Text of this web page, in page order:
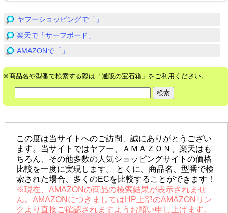
ヤフーショッピングで「」
楽天で「サーフボード」
AMAZONで「」
※商品名や型番で検索する際は「通販の宝石箱」をご利用ください。
この度は当サイトへのご訪問、誠にありがとうござい
ます。当サイトではヤフー、ＡＭＡＺＯＮ、楽天はも
ちろん、その他多数の人気ショッピングサイトの価格
比較を一度に実現します。 とくに、商品名、型番で検
索された場合、多くのECを比較することができます！
※現在、AMAZONの商品の検索結果が表示されませ
ん。AMAZONにつきましてはHP上部のAMAZONリン
クより直接ご確認されますようお願い申し上げます。